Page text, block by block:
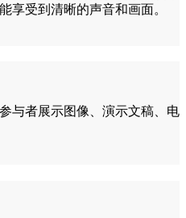
享受到清晰的声音和画面。
与者展示图像、演示文稿、电